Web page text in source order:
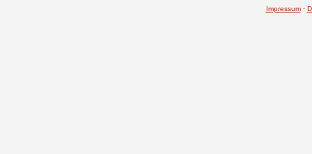
Impressum·